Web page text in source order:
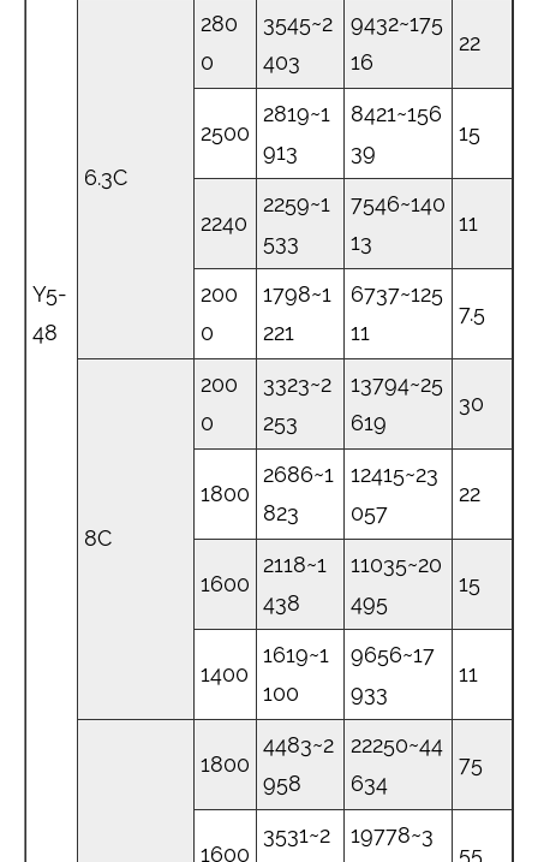
Y5-
48
6.3C
280
0
3545~2
403
9432~175
16
22
2500
2819~1
913
8421~156
39
15
2240
2259~1
533
7546~140
13
11
200
0
1798~1
221
6737~125
11
7.5
8C
200
0
3323~2
253
13794~25
619
30
1800
2686~1
823
12415~23
057
22
1600
2118~1
438
11035~20
495
15
1400
1619~1
100
9656~17
933
11
1800
4483~2
958
22250~44
634
75
1600
3531~2
19778~3
55